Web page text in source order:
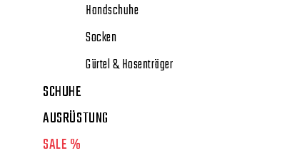
Handschuhe
Socken
Gürtel & Hosenträger
SCHUHE
AUSRÜSTUNG
SALE %